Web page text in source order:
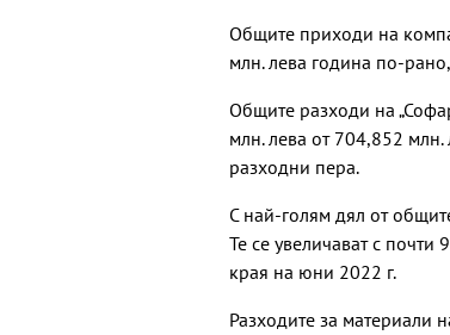
Общите приходи на
млн. лева година по-
Общите разходи на
млн. лева от 704,852
разходни пера.
С най-голям дял от
Те се увеличават с
края на юни 2022 г.
Разходите за материали